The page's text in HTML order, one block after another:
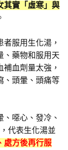
其實「虛寒」與
服用生化湯，
、藥物和服用天
血劑量太強，
、頭暈、頭痛等
噁心、發冷、
代表生化湯並
處方後再行服